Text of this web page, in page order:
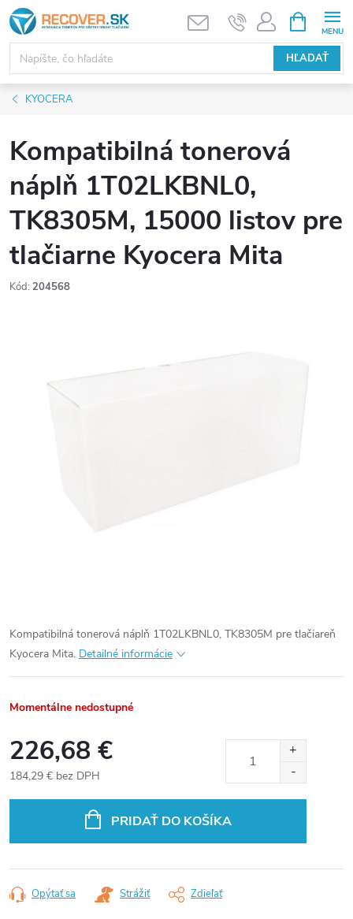
Prejsť
na
obsah
HĽADAŤ
KOŠÍK
KYOCERA
Kompatibilná tonerová
náplň 1T02LKBNL0,
TK8305M, 15000 listov pre
tlačiarne Kyocera Mita
Kód: 204568
Kompatibilná tonerová náplň 1T02LKBNL0, TK8305M pre tlačiareň
Kyocera Mita. Detailné informácie
Momentálne nedostupné
226,68 €
184,29 € bez DPH
PRIDAŤ DO KOŠÍKA
Opýtať sa Strážiť Zdieľať